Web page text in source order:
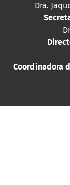
Dra.
Coordinadora